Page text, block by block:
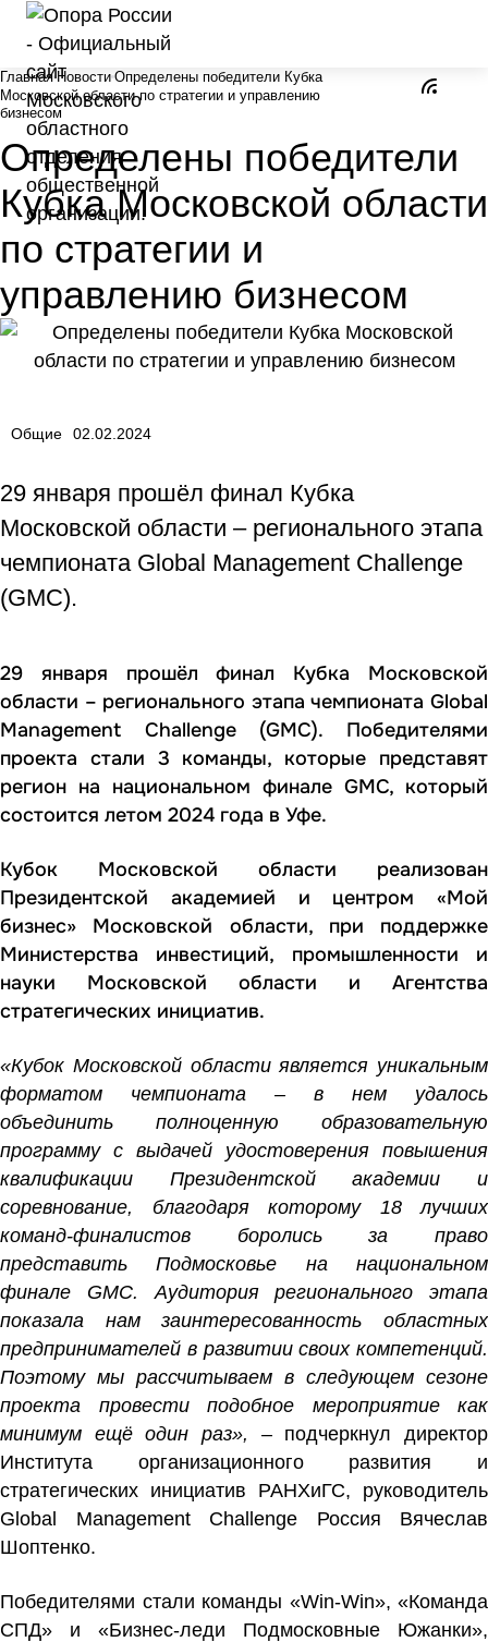
Главная Новости Определены победители Кубка
Московской области по стратегии и управлению
бизнесом
Определены победители
Кубка Московской области
по стратегии и
управлению бизнесом
Общие 02.02.2024
29 января прошёл финал Кубка
Московской области – регионального этапа
чемпионата Global Management Challenge
(GMC).
29 января прошёл финал Кубка Московской
области – регионального этапа чемпионата Global
Management
Challenge(GMC). Победителями
проекта стали 3 команды, которые представят
регион на национальном финале GMC, который
состоится летом 2024 года в Уфе.
Кубок Московской области реализован
Президентской академией и центром «Мой
бизнес» Московской области, при поддержке
Министерства инвестиций, промышленности и
науки Московской области и Агентства
стратегических инициатив.
«Кубок Московской области является уникальным
форматом чемпионата – в нем удалось
объединить полноценную образовательную
программу с выдачей удостоверения повышения
квалификации Президентской академии и
соревнование, благодаря которому 18 лучших
команд-финалистов боролись за право
представить Подмосковье на национальном
финале GMC. Аудитория регионального этапа
показала нам заинтересованность областных
предпринимателей в развитии своих компетенций.
Поэтому мы рассчитываем в следующем сезоне
проекта провести подобное мероприятие как
минимум ещё один раз», – подчеркнул директор
Института организационного развития и
стратегических инициатив РАНХиГС, руководитель
Global Management Challenge Россия Вячеслав
Шоптенко.
Победителями стали команды «Win-Win», «Команда
СПД» и «Бизнес-леди Подмосковные Южанки»,